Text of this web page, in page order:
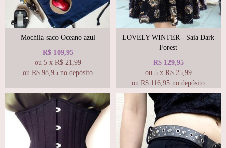
Mochila-saco Oceano azul
R$ 109,95
ou 5 x R$ 21,99
ou R$ 98,95 no depósito
LOVELY WINTER - Saia Dark
Forest
R$ 129,95
ou 5 x R$ 25,99
ou R$ 116,95 no depósito